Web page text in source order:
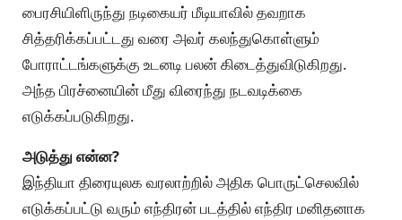
பைரசியிளிருந்து நடிகையர் மீடியாவில் தவறாக
சித்தரிக்கப்பட்டது வரை அவர் கலந்துகொள்ளும்
போராட்டங்களுக்கு உடனடி பலன் கிடைத்துவிடுகிறது.
அந்த பிரச்னையின் மீது விரைந்து நடவடிக்கை
எடுக்கப்படுகிறது.
அடுத்து என்ன?
இந்தியா திரையுலக வரலாற்றில் அதிக பொருட்செலவில்
எடுக்கப்பட்டு வரும் எந்திரன் படத்தில் எந்திர மனிதனாக